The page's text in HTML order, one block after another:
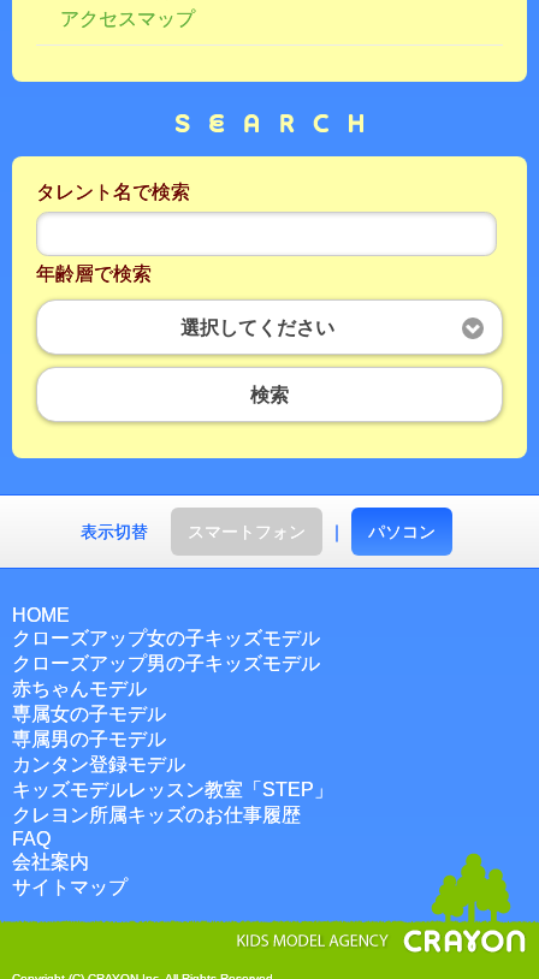
アクセスマップ
タレント名で検索
年齢層で検索
選択してください
検索
表示切替 スマートフォン ｜ パソコン
HOME
クローズアップ女の子キッズモデル
クローズアップ男の子キッズモデル
赤ちゃんモデル
専属女の子モデル
専属男の子モデル
カンタン登録モデル
キッズモデルレッスン教室「STEP」
クレヨン所属キッズのお仕事履歴
FAQ
会社案内
サイトマップ